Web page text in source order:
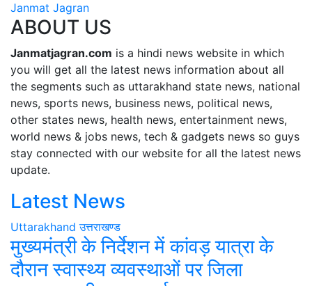
Janmat Jagran
ABOUT US
Janmatjagran.com is a hindi news website in which
you will get all the latest news information about all
the segments such as uttarakhand state news, national
news, sports news, business news, political news,
other states news, health news, entertainment news,
world news & jobs news, tech & gadgets news so guys
stay connected with our website for all the latest news
update.
Latest News
Uttarakhand उत्तराखण्ड
मुख्यमंत्री के निर्देशन में कांवड़ यात्रा के
दौरान स्वास्थ्य व्यवस्थाओं पर जिला